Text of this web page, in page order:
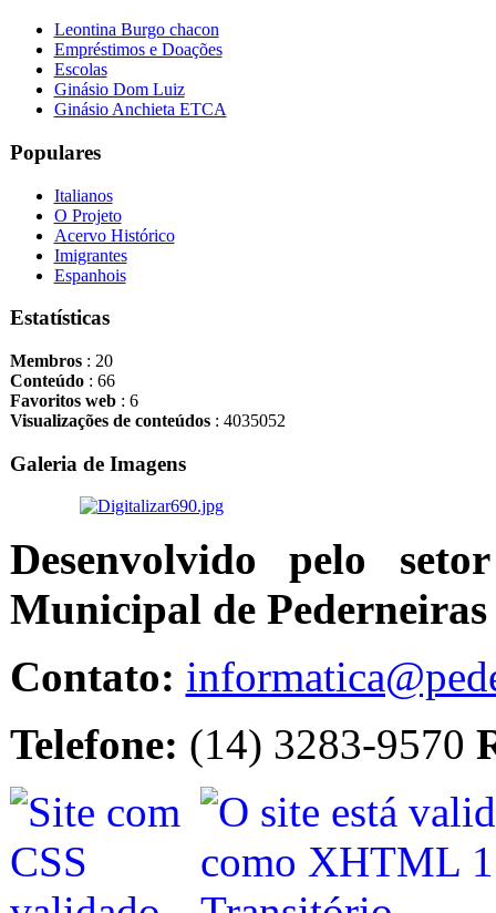
Leontina Burgo chacon
Empréstimos e Doações
Escolas
Ginásio Dom Luiz
Ginásio Anchieta ETCA
Populares
Italianos
O Projeto
Acervo Histórico
Imigrantes
Espanhois
Estatísticas
Membros: 20
Conteúdo: 66
Favoritos web: 6
Visualizações de conteúdos: 4035052
Galeria de Imagens
Desenvolvido pelo
Municipal de Pederneiras
Contato:
Telefone: (14) 3283-9570